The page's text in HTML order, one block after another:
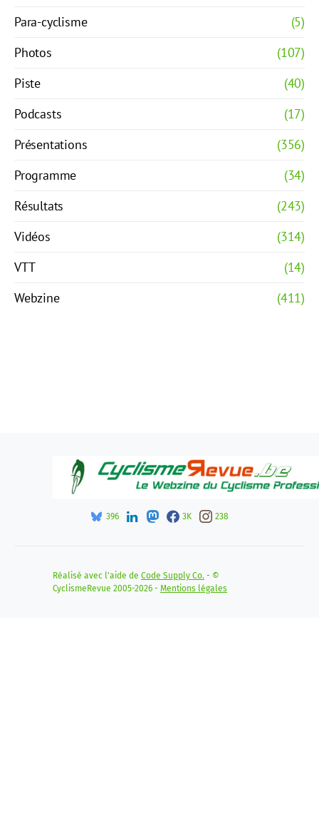
Para-cyclisme
(5)
Photos
(107)
Piste
(40)
Podcasts
(17)
Présentations
(356)
Programme
(34)
Résultats
(243)
Vidéos
(314)
VTT
(14)
Webzine
(411)
396 3K 238
Réalisé avec l'aide de Code Supply Co. - ©
CyclismeRevue 2005-2026 - Mentions légales